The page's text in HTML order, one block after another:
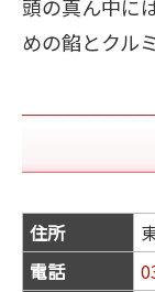
頭の真ん中に
めの餡とクル
住所
電話